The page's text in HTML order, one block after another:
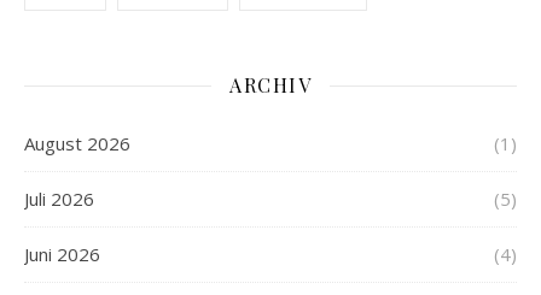
ARCHIV
August 2026 (1)
Juli 2026 (5)
Juni 2026 (4)